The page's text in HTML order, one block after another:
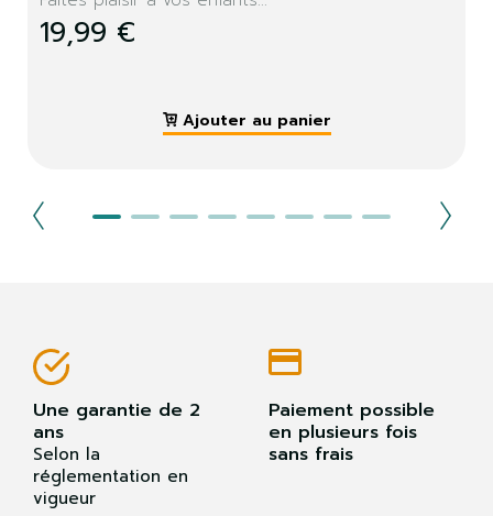
19,99 €
Ajouter au panier
Une garantie de 2
ans
Selon la
réglementation en
vigueur
Paiement possible
en plusieurs fois
sans frais